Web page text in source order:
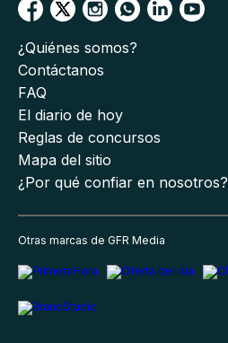
¿Quiénes somos?
Contáctanos
FAQ
El diario de hoy
Reglas de concursos
Mapa del sitio
¿Por qué confiar en nosotros?
Otras marcas de GFR Media